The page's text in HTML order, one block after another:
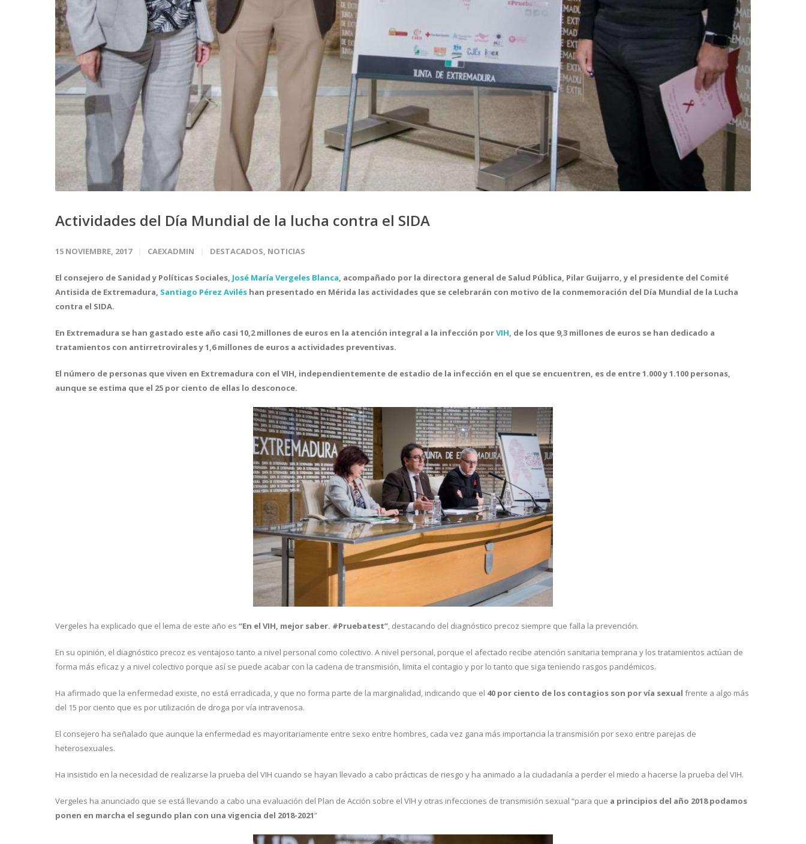
Actividades del Día Mundial de la lucha contra el SIDA
15 NOVIEMBRE, 2017 CAEXADMIN DESTACADOS, NOTICIAS
El consejero de Sanidad y Políticas Sociales, José María Vergeles Blanca, acompañado por la directora general de Salud Pública, Pilar Guijarro, y el presidente del Comité
Antisida de Extremadura, Santiago Pérez Avilés han presentado en Mérida las actividades que se celebrarán con motivo de la conmemoración del Día Mundial de la Lucha
contra el SIDA.
En Extremadura se han gastado este año casi 10,2 millones de euros en la atención integral a la infección porVIH, de los que 9,3 millones de euros se han dedicado a
tratamientos con antirretrovirales y 1,6 millones de euros a actividades preventivas.
El número de personas que viven en Extremadura con el VIH, independientemente de estadio de la infección en el que se encuentren, es de entre 1.000 y 1.100 personas,
aunque se estima que el 25 por ciento de ellas lo desconoce.
Vergeles ha explicado que el lema de este año es “En el VIH, mejor saber. #Pruebatest”, destacando del diagnóstico precoz siempre que falla la prevención.
En su opinión, el diagnóstico precoz es ventajoso tanto a nivel personal como colectivo. A nivel personal, porque el afectado recibe atención sanitaria temprana y los tratamientos actúan de
forma más eficaz y a nivel colectivo porque así se puede acabar con la cadena de transmisión, limita el contagio y por lo tanto que siga teniendo rasgos pandémicos.
Ha afirmado que la enfermedad existe, no está erradicada, y que no forma parte de la marginalidad, indicando que el 40 por ciento de los contagios son por vía sexual frente a algo más
del 15 por ciento que es por utilización de droga por vía intravenosa.
El consejero ha señalado que aunque la enfermedad es mayoritariamente entre sexo entre hombres, cada vez gana más importancia la transmisión por sexo entre parejas de
heterosexuales.
Ha insistido en la necesidad de realizarse la prueba del VIH cuando se hayan llevado a cabo prácticas de riesgo y ha animado a la ciudadanía a perder el miedo a hacerse la prueba del VIH.
Vergeles ha anunciado que se está llevando a cabo una evaluación del Plan de Acción sobre el VIH y otras infecciones de transmisión sexual “para que a principios del año 2018 podamos
ponen en marcha el segundo plan con una vigencia del 2018-2021”